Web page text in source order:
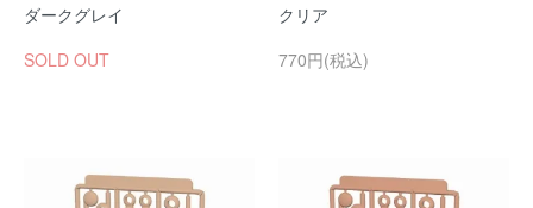
ダークグレイ
SOLD OUT
クリア
770円(税込)